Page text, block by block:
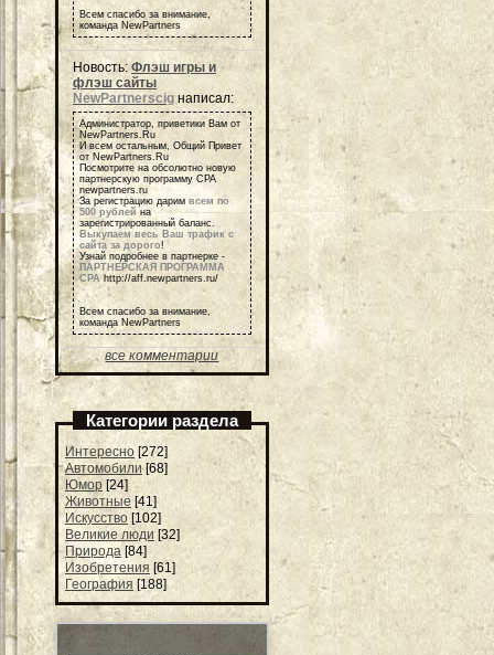
Всем спасибо за внимание,
команда NewPartners
Новость: Флэш игры и
флэш сайты
NewPartnerscig написал:
Администратор, приветики Вам от
NewPartners.Ru
И всем остальным, Общий Привет
от NewPartners.Ru
Посмотрите на обсолютно новую
партнерскую программу СРА
newpartners.ru
За регистрацию дарим всем по
500 рублейна
зарегистрированный баланс.
Выкупаем весь Ваш трафик с
сайта за дорого!
Узнай подробнее в партнерке -
ПАРТНЕРСКАЯ ПРОГРАММА
СРА http://aff.newpartners.ru/
Всем спасибо за внимание,
команда NewPartners
все комментарии
Категории раздела
Интересно [272]
Автомобили [68]
Юмор [24]
Животные [41]
Искусство [102]
Великие люди [32]
Природа [84]
Изобретения [61]
География [188]